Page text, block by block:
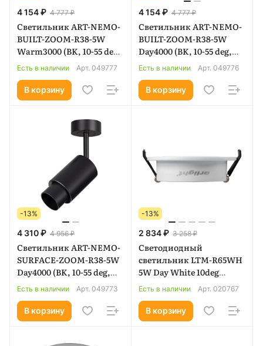
4 154 ₽ 4 777 ₽
Светильник ART-NEMO-
BUILT-ZOOM-R38-5W
Warm3000 (BK, 10-55 deg,
24V) (Arlight, IP20
Металл, 5 лет) 049777
Есть в наличии Арт. 049777
В корзину
4 154 ₽ 4 777 ₽
Светильник ART-NEMO-
BUILT-ZOOM-R38-5W
Day4000 (BK, 10-55 deg,
24V) (Arlight, IP20
Металл, 5 лет) 049776
Есть в наличии Арт. 049776
В корзину
-13%
4 310 ₽ 4 956 ₽
Светильник ART-NEMO-
SURFACE-ZOOM-R38-5W
Day4000 (BK, 10-55 deg,
24V) (Arlight, IP20
Металл, 5 лет) 049773
Есть в наличии Арт. 049773
В корзину
-13%
2 834 ₽ 3 258 ₽
Светодиодный
светильник LTM-R65WH
5W Day White 10deg
(Arlight, IP40 Металл, 3
Есть в наличии Арт. 020767
В корзину